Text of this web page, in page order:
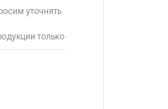
уточнять
только